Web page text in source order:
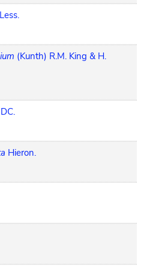
(Kunth) R.M. King & H.
DC.
Hieron.